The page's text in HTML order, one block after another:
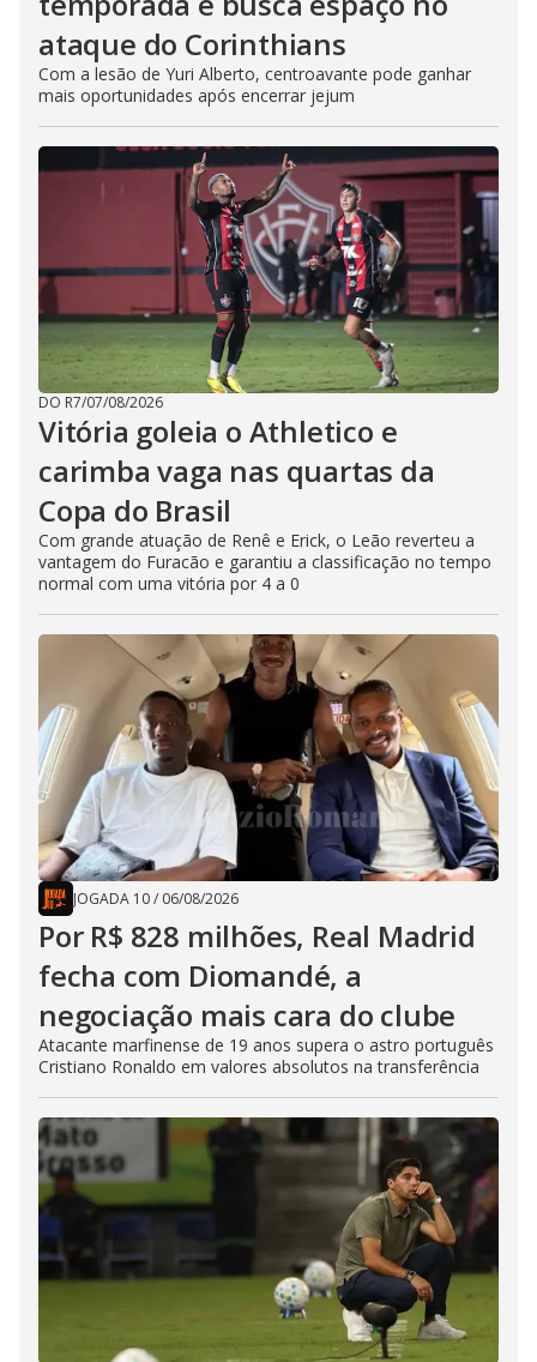
ataque do Corinthians
Com a lesão de Yuri Alberto, centroavante pode ganhar
mais oportunidades após encerrar jejum
DO R7/07/08/2026
Vitória goleia o Athletico e
carimba vaga nas quartas da
Copa do Brasil
Com grande atuação de Renê e Erick, o Leão reverteu a
vantagem do Furacão e garantiu a classificação no tempo
normal com uma vitória por 4 a 0
JOGADA 10/ 06/08/2026
Por R$ 828 milhões, Real Madrid
fecha com Diomandé, a
negociação mais cara do clube
Atacante marfinense de 19 anos supera o astro português
Cristiano Ronaldo em valores absolutos na transferência